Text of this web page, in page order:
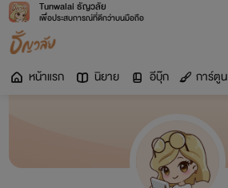
Tunwalai ธัญวลัย
เพื่อประสบการณ์ที่ดีกว่าบนมือถือ
หน้าแรก นิยาย อีบุ๊ก การ์ตูน